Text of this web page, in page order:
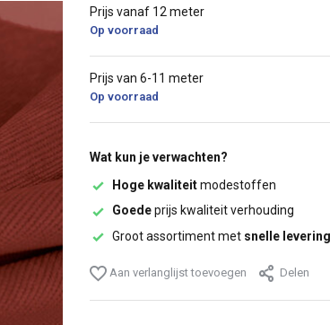
Prijs vanaf 12 meter
Op voorraad
Prijs van 6-11 meter
Op voorraad
Wat kun je verwachten?
Hoge kwaliteitmodestoffen
Goedeprijs kwaliteit verhouding
Groot assortiment met snelle levering
Aan verlanglijst toevoegen Delen